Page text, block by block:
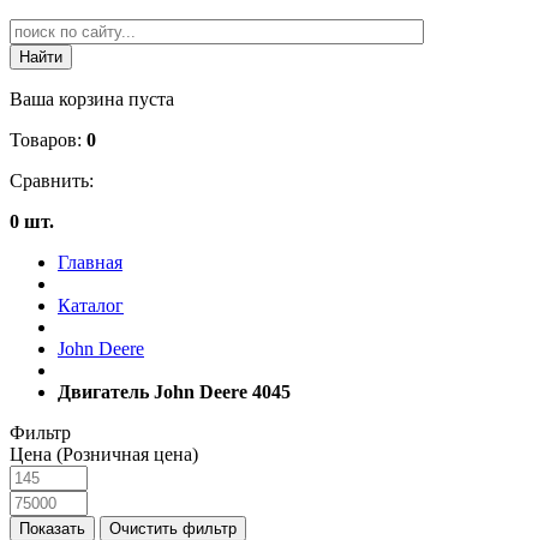
Ваша корзина пуста
Товаров: 0
Сравнить:
0 шт.
Главная
Каталог
John Deere
Двигатель John Deere 4045
Фильтр
Цена (Розничная цена)